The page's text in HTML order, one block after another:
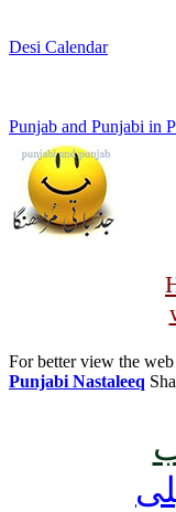
Desi Calendar
Punjab and Punjabi in
For better view the
Punjabi Nastaleeq